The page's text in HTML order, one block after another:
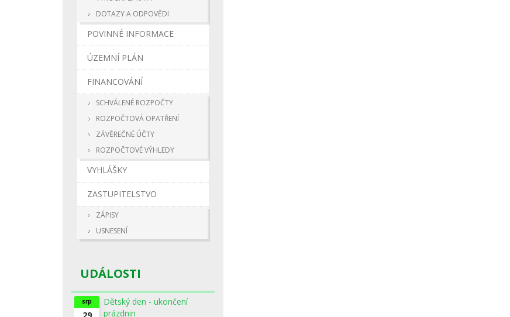
DOTAZY A ODPOVĚDI
POVINNÉ INFORMACE
ÚZEMNÍ PLÁN
FINANCOVÁNÍ
SCHVÁLENÉ ROZPOČTY
ROZPOČTOVÁ OPATŘENÍ
ZÁVĚREČNÉ ÚČTY
ROZPOČTOVÉ VÝHLEDY
VYHLÁŠKY
ZASTUPITELSTVO
ZÁPISY
USNESENÍ
UDÁLOSTI
29
srp
Dětský den - ukončení
prázdnin